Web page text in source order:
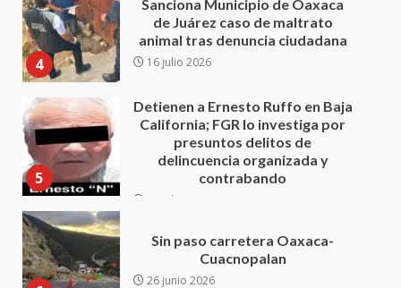
5
California; FGR lo investiga por
presuntos delitos de
delincuencia organizada y
contrabando
6
Sin paso carretera Oaxaca-
Cuacnopalan
26 junio 2026
por el delito de pederastia
cometido en la región del Istmo
de Tehuantepec